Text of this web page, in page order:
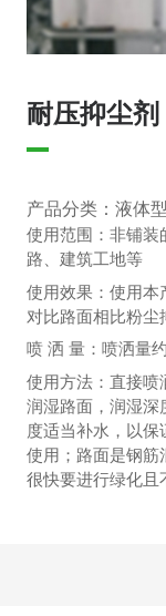
耐压抑尘剂
产品分类：液体型
使用范围：非铺装
路、建筑工地等
使用效果：使用本
对比路面相比粉尘
喷 洒 量：喷洒量
使用方法：直接喷
润湿路面，润湿深
度适当补水，以
使用；路面是钢筋
很快要进行绿化且